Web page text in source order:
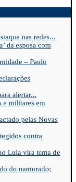
nas redes...
da esposa com
– Paulo
alertar...
e militares em
pelas Novas
contra
Lula vira tema de
do namorado;